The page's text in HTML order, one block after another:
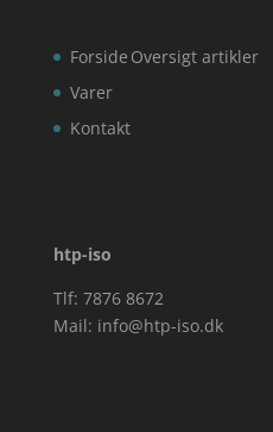
Forside
Varer
Kontakt
Oversigt artikler
htp-iso
Tlf: 7876 8672
Mail: info@htp-iso.dk